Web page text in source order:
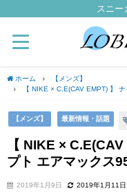
スニー
ホーム
【メンズ】
【 NIKE × C.E(CAV EMPT) 】
【メンズ】 最新情報・話題
【 NIKE ×
プト エアマックス
2019年1月9日 2019年1月11日